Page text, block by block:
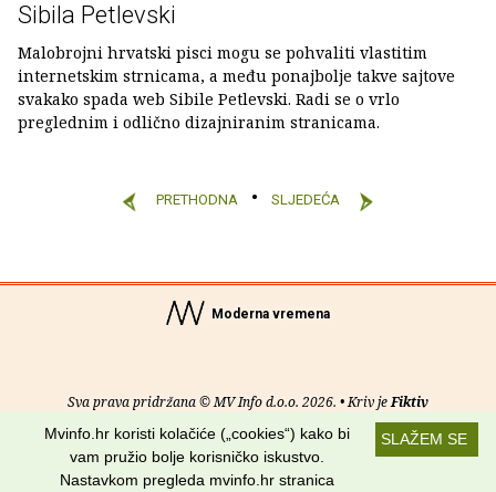
Sibila Petlevski
Malobrojni hrvatski pisci mogu se pohvaliti vlastitim
internetskim strnicama, a među ponajbolje takve sajtove
svakako spada web Sibile Petlevski. Radi se o vrlo
preglednim i odlično dizajniranim stranicama.
PRETHODNA SLJEDEĆA
Moderna vremena
Sva prava pridržana © MV Info d.o.o. 2026. • Kriv jeFiktiv
Uvjeti korištenja RSS kanali
Potraži nas na:
SLAŽEM SE
Mvinfo.hr koristi kolačiće („cookies“) kako bi
vam pružio bolje korisničko iskustvo.
Nastavkom pregleda mvinfo.hr stranica